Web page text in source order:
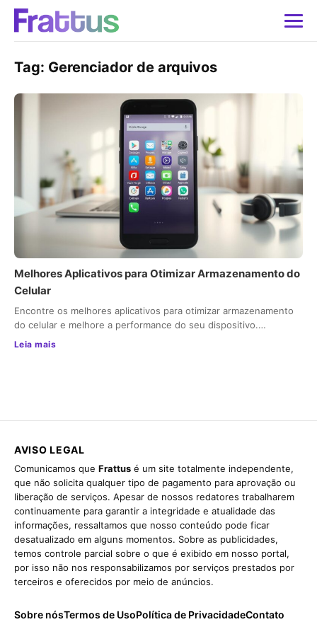
Tag: Gerenciador de arquivos
Melhores Aplicativos para Otimizar Armazenamento do
Celular
Encontre os melhores aplicativos para otimizar armazenamento
do celular e melhore a performance do seu dispositivo.…
Leia mais
AVISO LEGAL
Comunicamos que Frattus é um site totalmente independente,
que não solicita qualquer tipo de pagamento para aprovação ou
liberação de serviços. Apesar de nossos redatores trabalharem
continuamente para garantir a integridade e atualidade das
informações, ressaltamos que nosso conteúdo pode ficar
desatualizado em alguns momentos. Sobre as publicidades,
temos controle parcial sobre o que é exibido em nosso portal,
por isso não nos responsabilizamos por serviços prestados por
terceiros e oferecidos por meio de anúncios.
Sobre nósTermos de UsoPolítica de PrivacidadeContato